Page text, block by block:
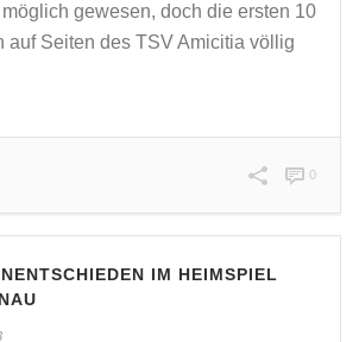
gewesen, doch die ersten 10
auf Seiten des TSV Amicitia völlig
0
IM HEIMSPIEL